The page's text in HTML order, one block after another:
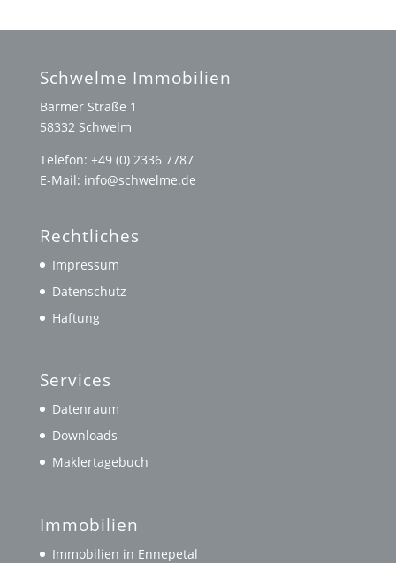
Schwelme Immobilien
Barmer Straße 1
58332 Schwelm
Telefon: +49 (0) 2336 7787
E-Mail: info@schwelme.de
Rechtliches
Impressum
Datenschutz
Haftung
Services
Datenraum
Downloads
Maklertagebuch
Immobilien
Immobilien in Ennepetal